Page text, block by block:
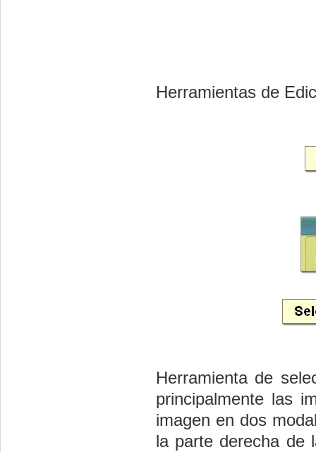
Herramientas de
Herramienta de
principalmente las
imagen en dos
la parte derecha de